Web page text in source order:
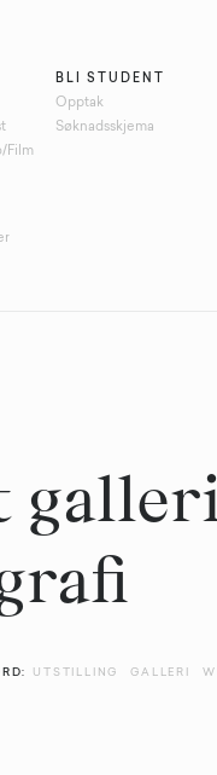
Film
BLI STUDENT
Opptak
Søknadsskjema
UTSTILLING GALLERI